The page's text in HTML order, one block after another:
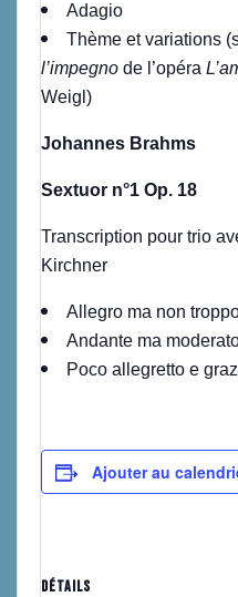
Adagio
Thème et variations
l’impegno de l’opéra
Weigl)
Johannes Brahms
Sextuor n°1 Op. 18
Transcription pour trio
Kirchner
Allegro ma non
Andante ma
Poco allegretto e
Ajouter au
DÉTAILS